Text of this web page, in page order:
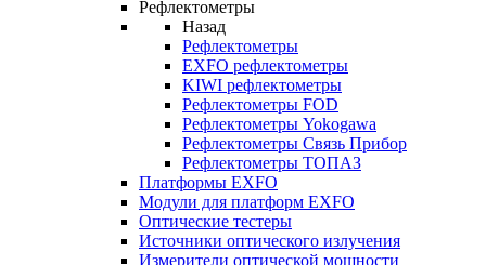
Рефлектометры
Назад
Рефлектометры
EXFO рефлектометры
KIWI рефлектометры
Рефлектометры FOD
Рефлектометры Yokogawa
Рефлектометры Связь Прибор
Рефлектометры ТОПАЗ
Платформы EXFO
Модули для платформ EXFO
Оптические тестеры
Источники оптического излучения
Измерители оптической мощности